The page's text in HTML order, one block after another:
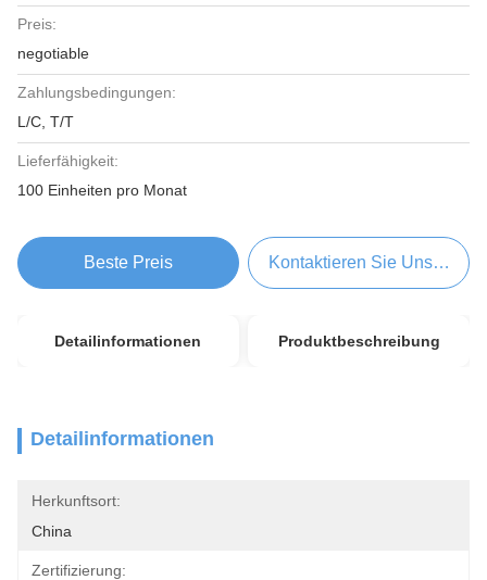
Preis:
negotiable
Zahlungsbedingungen:
L/C, T/T
Lieferfähigkeit:
100 Einheiten pro Monat
Beste Preis Kontaktieren Sie Uns Jetzt
Detailinformationen Produktbeschreibung
Detailinformationen
Herkunftsort:
China
Zertifizierung: